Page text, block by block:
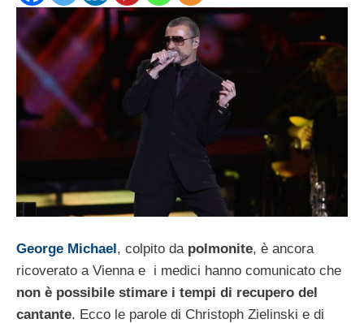
George Michael, colpito da polmonite, è ancora
ricoverato a Vienna e i medici hanno comunicato che
non è possibile stimare i tempi di recupero del
cantante. Ecco le parole di Christoph Zielinski e di